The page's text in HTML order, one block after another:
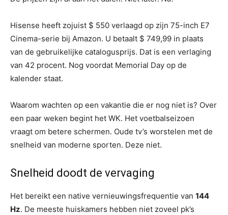
Hisense heeft zojuist $ 550 verlaagd op zijn 75-inch E7
Cinema-serie bij Amazon. U betaalt $ 749,99 in plaats
van de gebruikelijke catalogusprijs. Dat is een verlaging
van 42 procent. Nog voordat Memorial Day op de
kalender staat.
Waarom wachten op een vakantie die er nog niet is? Over
een paar weken begint het WK. Het voetbalseizoen
vraagt ​​om betere schermen. Oude tv’s worstelen met de
snelheid van moderne sporten. Deze niet.
Snelheid doodt de vervaging
Het bereikt een native vernieuwingsfrequentie van 144
Hz. De meeste huiskamers hebben niet zoveel pk’s